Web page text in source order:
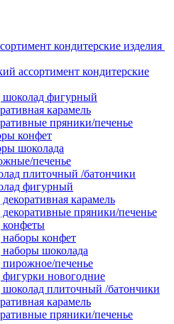
кондитерские изделия
ассортимент кондитерские
фигурный
карамель
пряники/печенье
конфет
шоколада
печенье
плиточный /батончики
фигурный
карамель
пряники/печенье
конфет
шоколада
печенье
новогодние
плиточный /батончики
карамель
пряники/печенье